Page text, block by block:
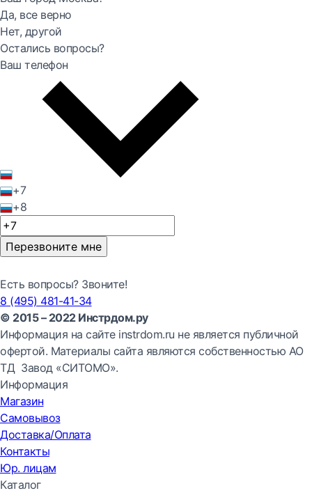
Да, все верно
Нет, другой
Остались вопросы?
Ваш телефон
+7
+8
Перезвоните мне
Есть вопросы? Звоните!
8 (495) 481-41-34
© 2015 – 2022 Инстрдом.ру
Информация на сайте instrdom.ru не является публичной
офертой. Материалы сайта являются собственностью АО
ТД Завод «СИТОМО».
Информация
Магазин
Самовывоз
Доставка/Оплата
Контакты
Юр. лицам
Каталог